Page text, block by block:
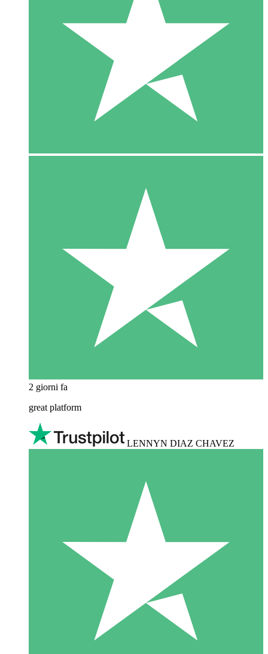
2 giorni fa
great platform
LENNYN DIAZ CHAVEZ